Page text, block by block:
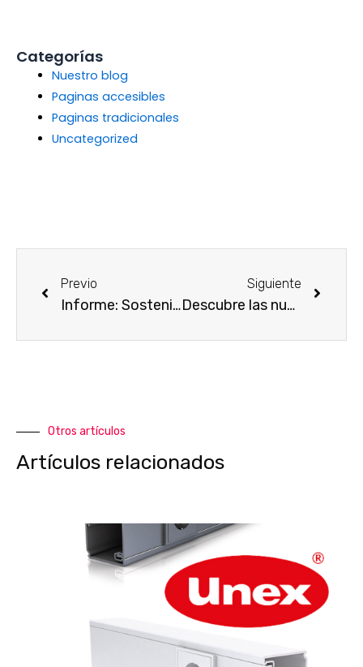
Categorías
Nuestro blog
Paginas accesibles
Paginas tradicionales
Uncategorized
Previo
Informe: Sostenibilidad en las cadenas de suministro
Siguiente
Descubre las nuevas funciones de Blue, nuestra aplicación líder en desvío de llamadas del videoportero al móvil
Otros artículos
Artículos relacionados